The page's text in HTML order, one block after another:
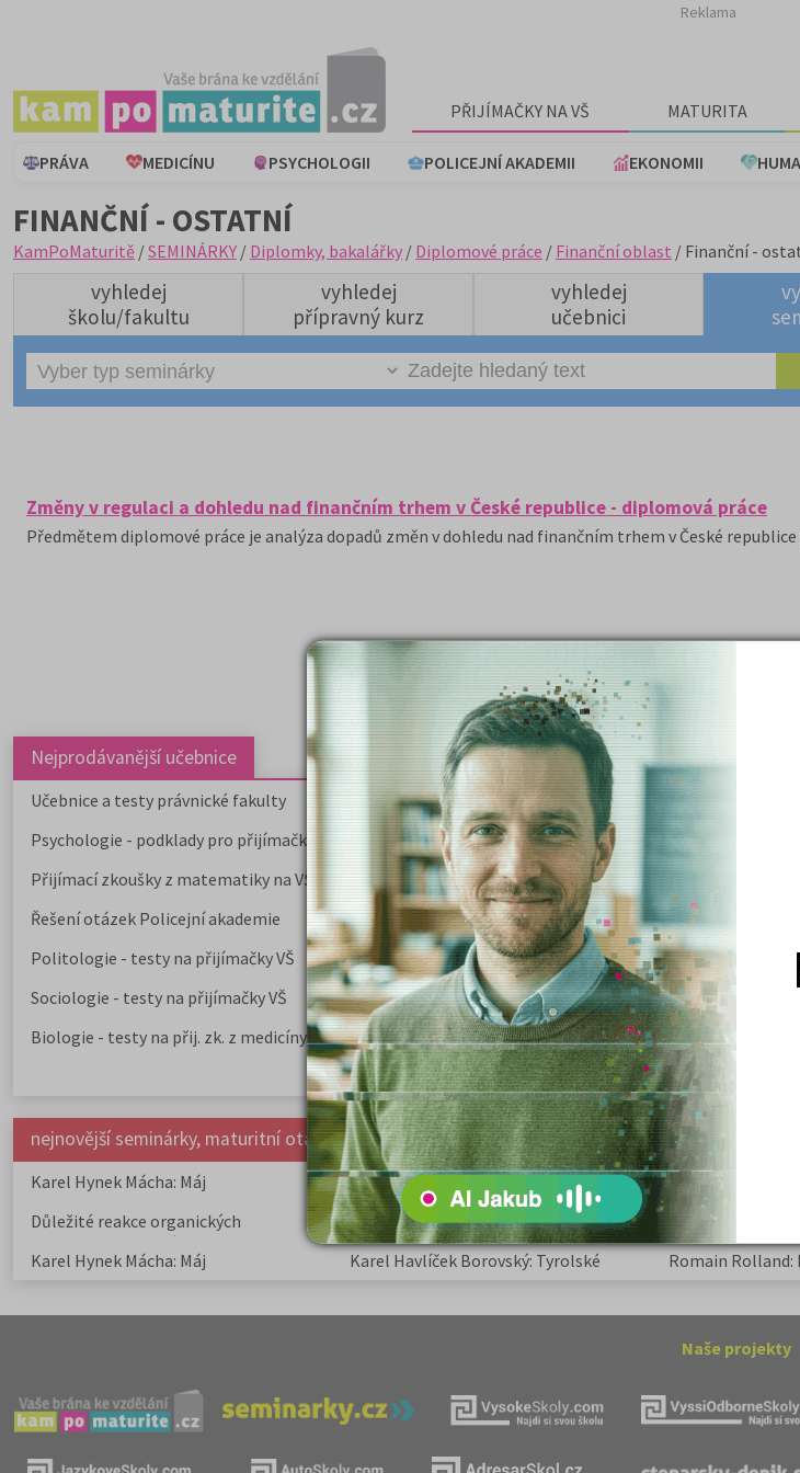
Reklama
PŘIJÍMAČKY NA VŠ MATURITA
PRÁVA MEDICÍNU PSYCHOLOGII POLICEJNÍ AKADEMII EKONOMII
FINANČNÍ - OSTATNÍ
KamPoMaturitě /SEMINÁRKY / Diplomky, bakalářky / Diplomové práce / Finanční oblast / Finanční -
vyhledej
školu/fakultu
vyhledej
přípravný kurz
vyhledej
učebnici
Změny v regulaci a dohledu nad finančním trhem v České republice - diplomová práce
Předmětem diplomové práce je analýza dopadů změn v dohledu nad finančním trhem v České republice
Nejprodávanější učebnice
Učebnice a testy právnické fakulty
Psychologie - podklady pro přijímačky
Přijímací zkoušky z matematiky na VŠE Praha
Řešení otázek Policejní akademie
Politologie - testy na přijímačky VŠ
Sociologie - testy na přijímačky VŠ
Biologie - testy na přij. zk. z medicíny
Nejžádanější kurzy
Právnické fakulty
Psychologie
Lékařské fakulty, farmacie
Společenské a human. vědy
Ekonomické fakulty
Žurnalistika
Politologie a mezinár. vztahy
Policejní akademie
nejnovější seminárky, maturitní otázky a čtenářsky deník
Karel Hynek Mácha: Máj
Karel Havlíček Borovský: Tyrolské
elegie
Kritika hry M. L.
divadle
Důležité reakce organických
sloučenin a jejich význam
Zákonitosti v elektronové struktuře
Základní
a geografie sídel
Karel Hynek Mácha: Máj
Karel Havlíček Borovský: Tyrolské
Romain Rolland:
Naše projekty